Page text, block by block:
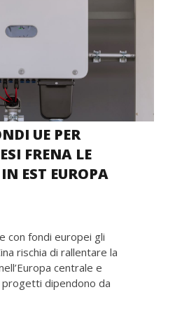
UE PER
FRENA LE
EST EUROPA
con fondi europei gli
rischia di rallentare la
centrale e
dipendono da